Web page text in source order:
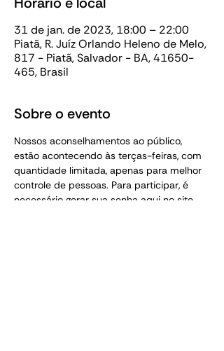
31 de jan. de 2023, 18:00 – 22:00
Piatã, R. Juíz Orlando Heleno de Melo,
817 - Piatã, Salvador - BA, 41650-
465, Brasil
Sobre o evento
Nossos aconselhamentos ao público,
estão acontecendo às terças-feiras, com
quantidade limitada, apenas para melhor
controle de pessoas. Para participar, é
necessário gerar sua senha aqui no site.